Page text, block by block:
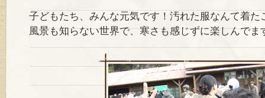
子どもたち、みんな元気です！汚れた服なんて着た
風景も知らない世界で、寒さも感じずに楽しんで